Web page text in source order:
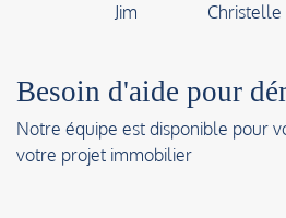
Jim Christelle
Besoin d'aide pour
Notre équipe est disponible pour
votre projet immobilier